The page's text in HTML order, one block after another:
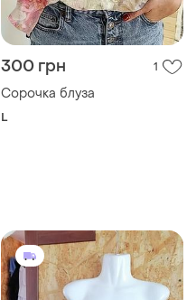
300 грн 1
Сорочка блуза
L